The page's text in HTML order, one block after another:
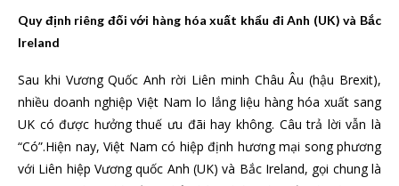
Quy định riêng đối với hàng hóa xuất khẩu đi Anh (UK) và Bắc
Ireland
Sau khi Vương Quốc Anh rời Liên minh Châu Âu (hậu Brexit),
nhiều doanh nghiệp Việt Nam lo lắng liệu hàng hóa xuất sang
UK có được hưởng thuế ưu đãi hay không. Câu trả lời vẫn là
“Có”.Hiện nay, Việt Nam có hiệp định hương mại song phương
với Liên hiệp Vương quốc Anh (UK) và Bắc Ireland, gọi chung là